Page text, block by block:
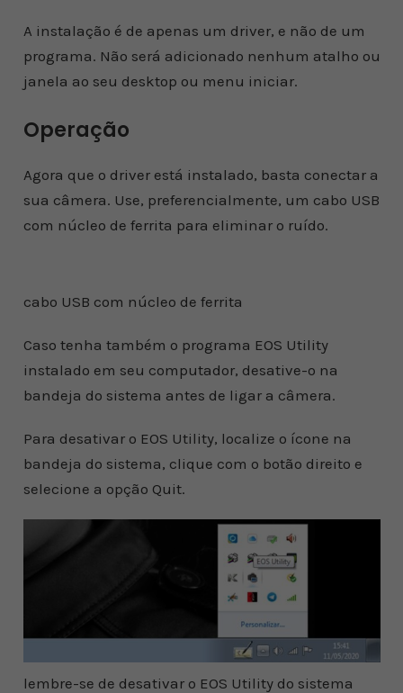
A instalação é de apenas um driver, e não de um
programa. Não será adicionado nenhum atalho ou
janela ao seu desktop ou menu iniciar.
Operação
Agora que o driver está instalado, basta conectar a
sua câmera. Use, preferencialmente, um cabo USB
com núcleo de ferrita para eliminar o ruído.
cabo USB com núcleo de ferrita
Caso tenha também o programa EOS Utility
instalado em seu computador, desative-o na
bandeja do sistema antes de ligar a câmera.
Para desativar o EOS Utility, localize o ícone na
bandeja do sistema, clique com o botão direito e
selecione a opção Quit.
lembre-se de desativar o EOS Utility do sistema